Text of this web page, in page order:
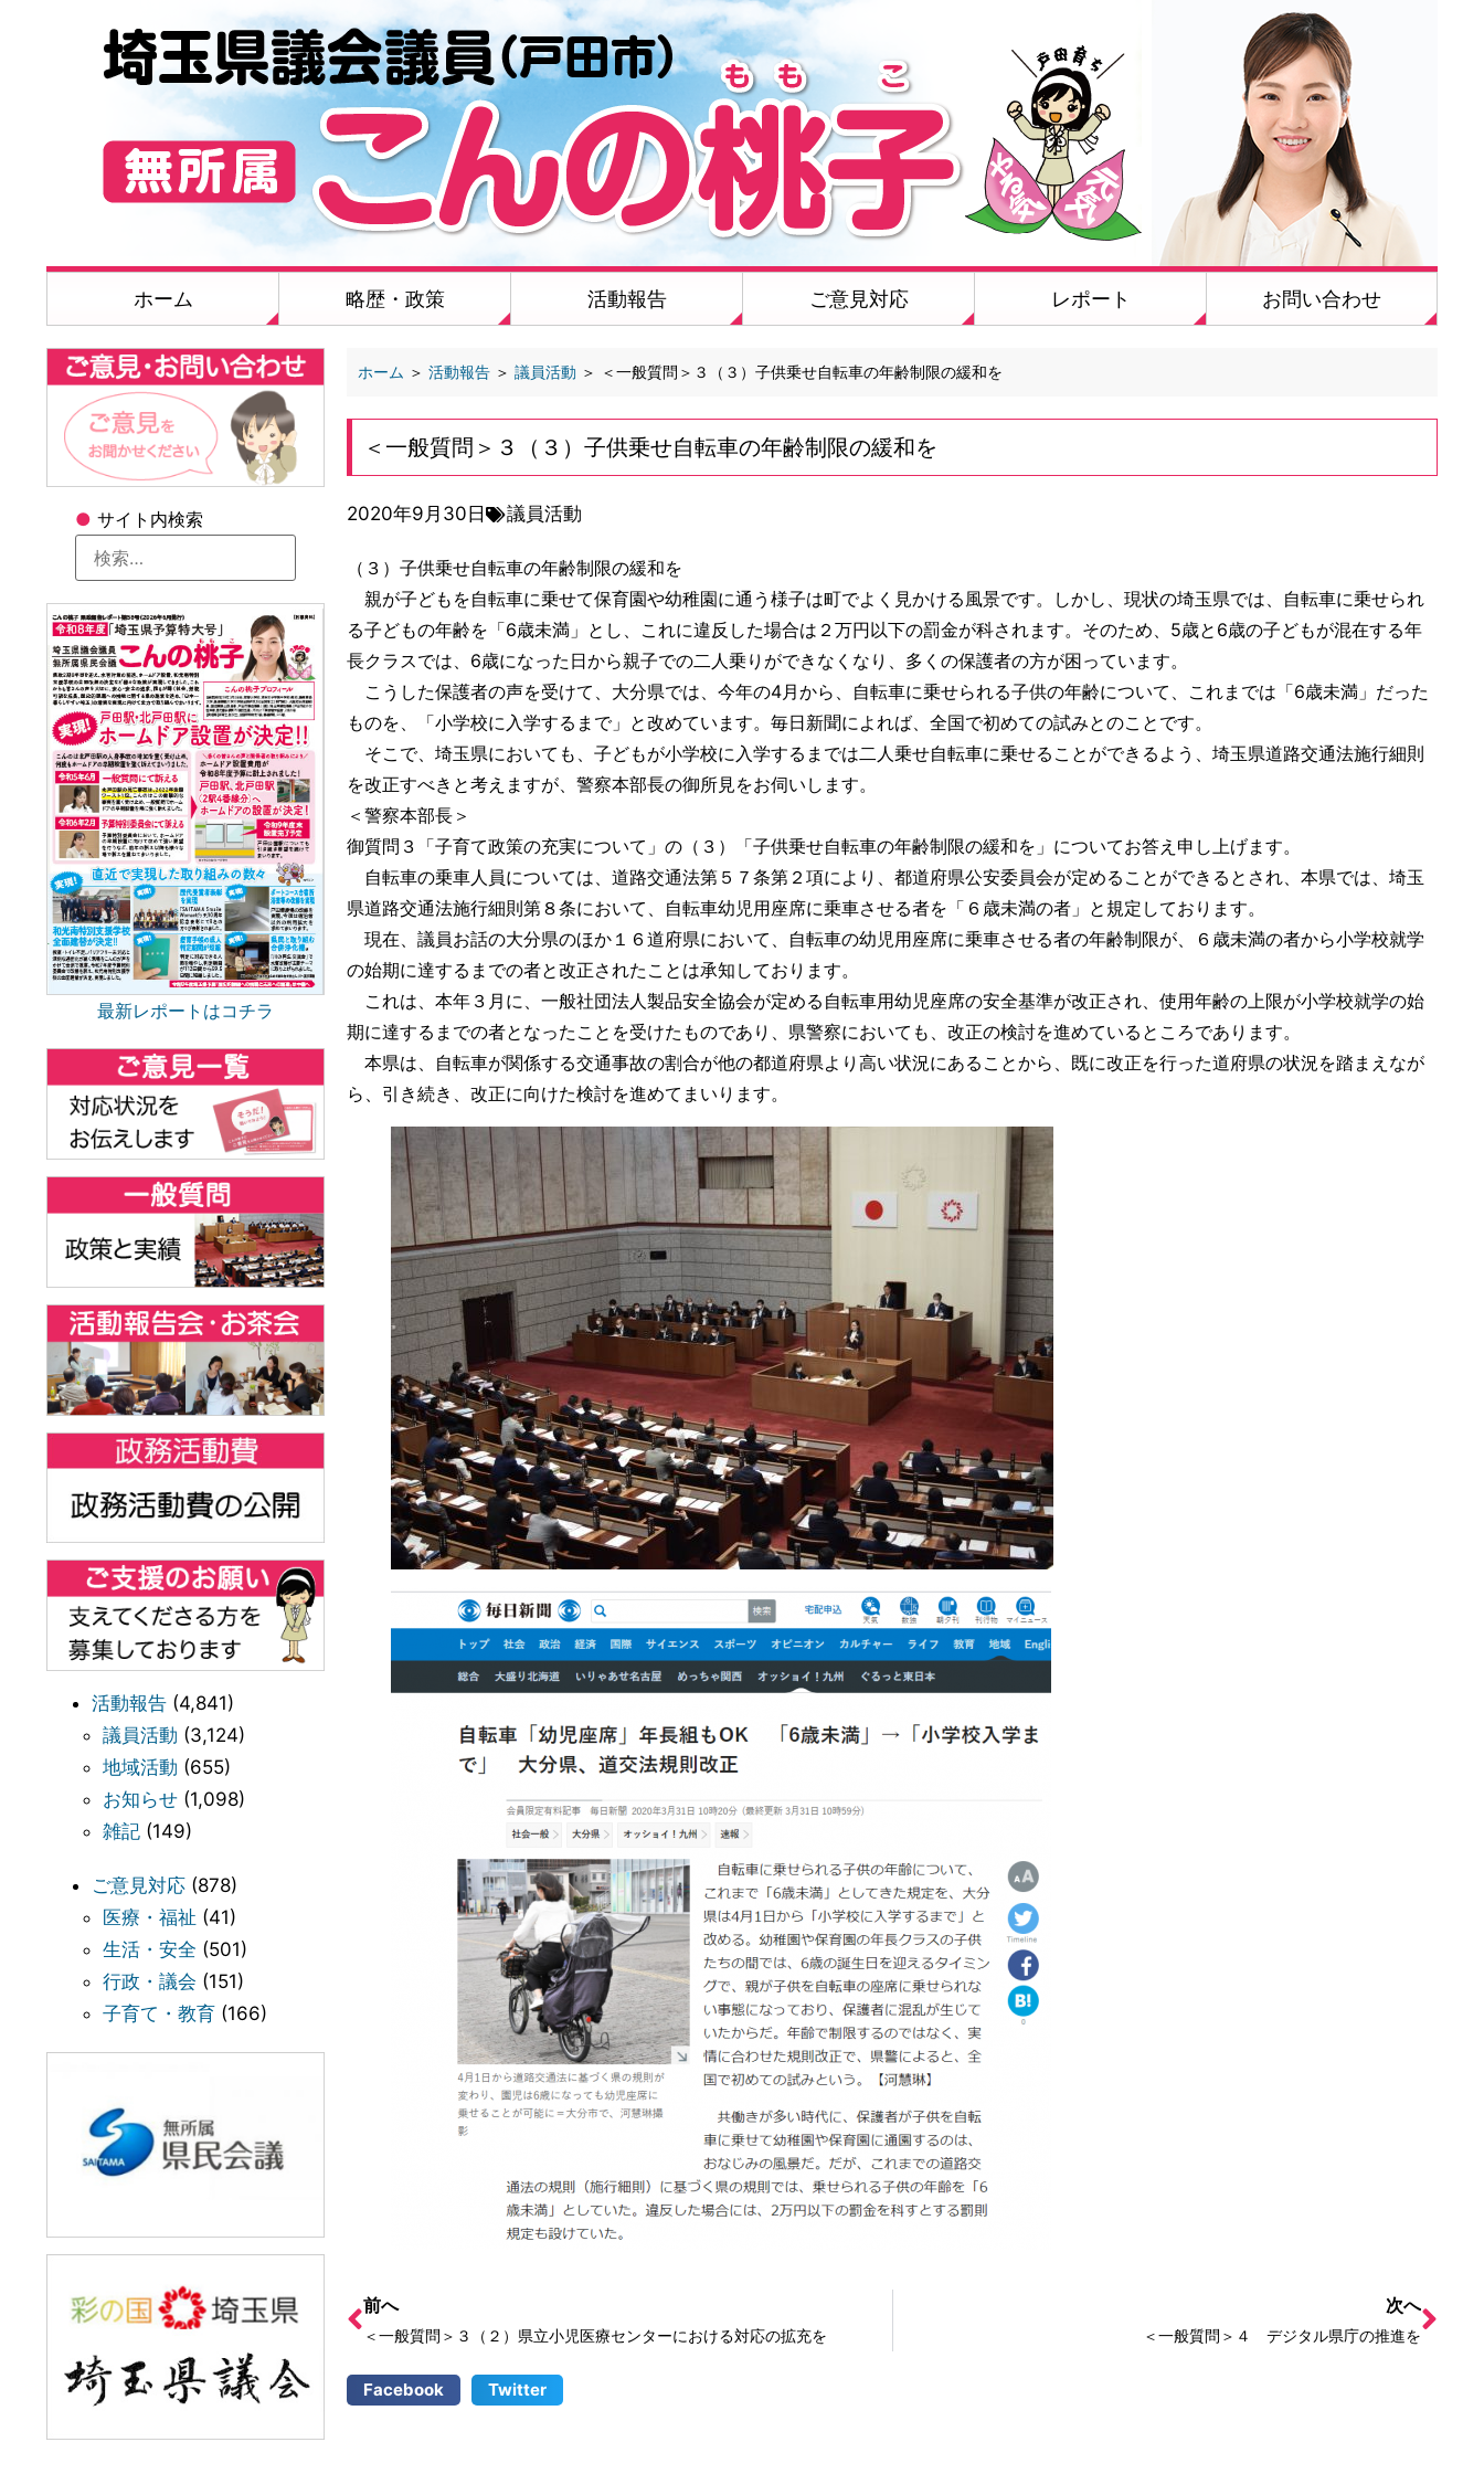
ホーム 略歴・政策 活動報告 ご意見対応 レポート お問い合わせ
● サイト内検索
最新レポートはコチラ
活動報告 (4,841)
議員活動 (3,124)
地域活動 (655)
お知らせ (1,098)
雑記 (149)
ご意見対応 (878)
医療・福祉 (41)
生活・安全 (501)
行政・議会 (151)
子育て・教育 (166)
ホーム ＞ 活動報告 ＞ 議員活動 ＞ ＜一般質問＞３（３）子供乗せ自転車の年齢制限の緩和を
＜一般質問＞３（３）子供乗せ自転車の年齢制限の緩和を
2020年9月30日 議員活動
（３）子供乗せ自転車の年齢制限の緩和を
親が子どもを自転車に乗せて保育園や幼稚園に通う様子は町でよく見かける風景です。しかし、現状の埼玉県では、自転車に乗せられ
る子どもの年齢を「6歳未満」とし、これに違反した場合は２万円以下の罰金が科されます。そのため、5歳と6歳の子どもが混在する年
長クラスでは、6歳になった日から親子での二人乗りができなくなり、多くの保護者の方が困っています。
こうした保護者の声を受けて、大分県では、今年の4月から、自転車に乗せられる子供の年齢について、これまでは「6歳未満」だった
ものを、「小学校に入学するまで」と改めています。毎日新聞によれば、全国で初めての試みとのことです。
そこで、埼玉県においても、子どもが小学校に入学するまでは二人乗せ自転車に乗せることができるよう、埼玉県道路交通法施行細則
を改正すべきと考えますが、警察本部長の御所見をお伺いします。
＜警察本部長＞
御質問３「子育て政策の充実について」の（３）「子供乗せ自転車の年齢制限の緩和を」についてお答え申し上げます。
自転車の乗車人員については、道路交通法第５７条第２項により、都道府県公安委員会が定めることができるとされ、本県では、埼玉
県道路交通法施行細則第８条において、自転車幼児用座席に乗車させる者を「６歳未満の者」と規定しております。
現在、議員お話の大分県のほか１６道府県において、自転車の幼児用座席に乗車させる者の年齢制限が、６歳未満の者から小学校就学
の始期に達するまでの者と改正されたことは承知しております。
これは、本年３月に、一般社団法人製品安全協会が定める自転車用幼児座席の安全基準が改正され、使用年齢の上限が小学校就学の始
期に達するまでの者となったことを受けたものであり、県警察においても、改正の検討を進めているところであります。
本県は、自転車が関係する交通事故の割合が他の都道府県より高い状況にあることから、既に改正を行った道府県の状況を踏まえなが
ら、引き続き、改正に向けた検討を進めてまいります。
前へ
＜一般質問＞３（２）県立小児医療センターにおける対応の拡充を
次へ
＜一般質問＞４ デジタル県庁の推進を
Facebook Twitter